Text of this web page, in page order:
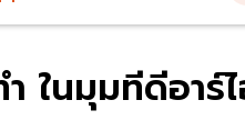
ในมุมทีดีอาร์